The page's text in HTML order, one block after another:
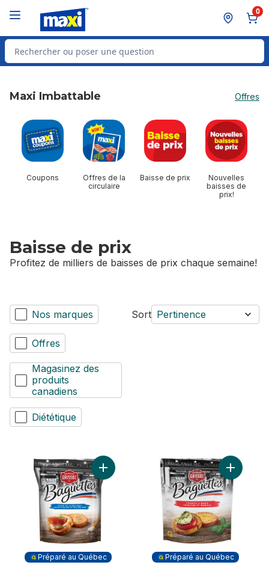
0
Rechercher des produits
Maxi Imbattable Offres
sauter Maxi Imbattable
Coupons
Offres de la
circulaire
Baisse de prix
Nouvelles
baisses de
prix!
Baisse de prix
Profitez de milliers de baisses de prix chaque semaine!
Nos marques
Offres
Magasinez des
produits
canadiens
Diététique
Sort Pertinence
Préparé au Québec
Ajouter Boulangerie Grissol Baguettes
Préparé au Québec
Ajouter